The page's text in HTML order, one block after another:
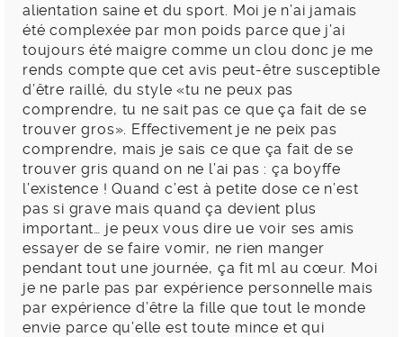
alientation saine et du sport. Moi je n’ai jamais
été complexée par mon poids parce que j’ai
toujours été maigre comme un clou donc je me
rends compte que cet avis peut-être susceptible
d’être raillé, du style «tu ne peux pas
comprendre, tu ne sait pas ce que ça fait de se
trouver gros». Effectivement je ne peix pas
comprendre, mais je sais ce que ça fait de se
trouver gris quand on ne l’ai pas : ça boyffe
l’existence ! Quand c’est à petite dose ce n’est
pas si grave mais quand ça devient plus
important… je peux vous dire ue voir ses amis
essayer de se faire vomir, ne rien manger
pendant tout une journée, ça fit ml au cœur. Moi
je ne parle pas par expérience personnelle mais
par expérience d’être la fille que tout le monde
envie parce qu’elle est toute mince et qui